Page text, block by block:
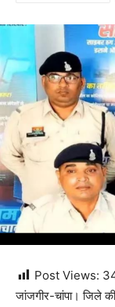
Post Views:
जांजगीर-चांपा। जिले